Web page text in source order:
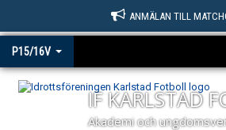
ANMÄLAN TILL
P15/16V
IF KARLSTAD
Akademi och